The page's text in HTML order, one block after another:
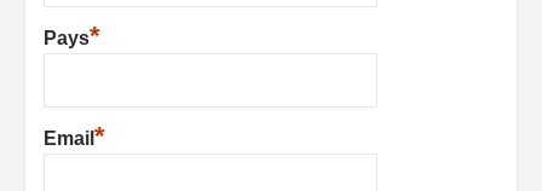
Pays*
Email *